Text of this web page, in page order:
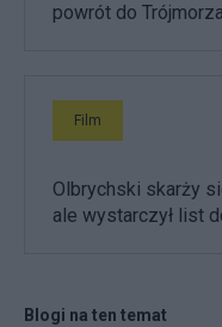
powrót do Trójmorza
Film
Olbrychski skarży
ale wystarczył list
Blogi na ten temat